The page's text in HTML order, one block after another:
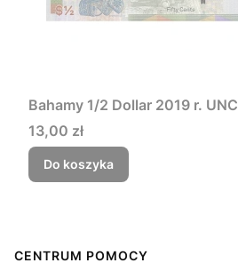
Bahamy 1/2 Dollar 2019 r. UNC
Cena
13,00 zł
Do koszyka
Linki w stopce
CENTRUM POMOCY